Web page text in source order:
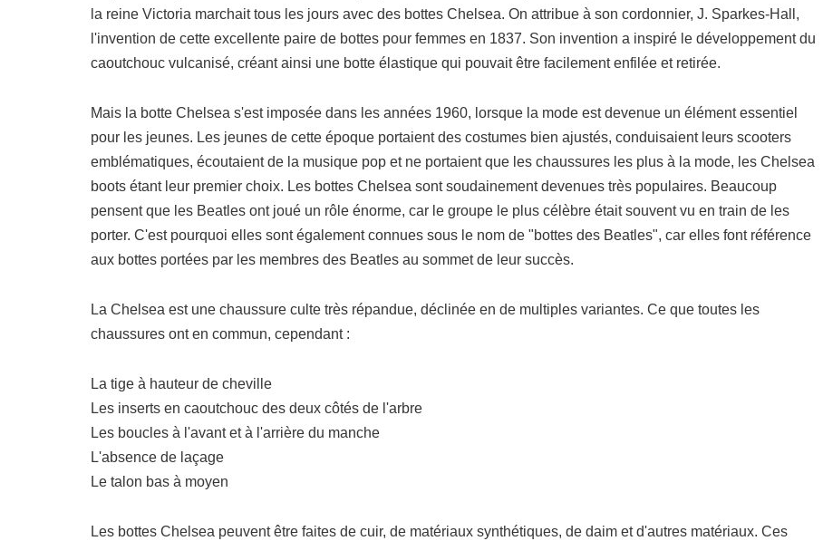
la reine Victoria marchait tous les jours avec des bottes Chelsea. On attribue à son cordonnier, J. Sparkes-Hall,
l'invention de cette excellente paire de bottes pour femmes en 1837. Son invention a inspiré le développement du
caoutchouc vulcanisé, créant ainsi une botte élastique qui pouvait être facilement enfilée et retirée.
Mais la botte Chelsea s'est imposée dans les années 1960, lorsque la mode est devenue un élément essentiel
pour les jeunes. Les jeunes de cette époque portaient des costumes bien ajustés, conduisaient leurs scooters
emblématiques, écoutaient de la musique pop et ne portaient que les chaussures les plus à la mode, les Chelsea
boots étant leur premier choix. Les bottes Chelsea sont soudainement devenues très populaires. Beaucoup
pensent que les Beatles ont joué un rôle énorme, car le groupe le plus célèbre était souvent vu en train de les
porter. C'est pourquoi elles sont également connues sous le nom de "bottes des Beatles", car elles font référence
aux bottes portées par les membres des Beatles au sommet de leur succès.
La Chelsea est une chaussure culte très répandue, déclinée en de multiples variantes. Ce que toutes les
chaussures ont en commun, cependant :
La tige à hauteur de cheville
Les inserts en caoutchouc des deux côtés de l'arbre
Les boucles à l'avant et à l'arrière du manche
L'absence de laçage
Le talon bas à moyen
Les bottes Chelsea peuvent être faites de cuir, de matériaux synthétiques, de daim et d'autres matériaux. Ces